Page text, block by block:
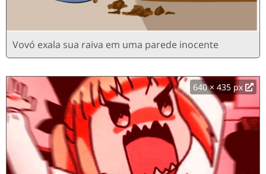
Vovó exala sua raiva em uma parede inocente
640 × 435 px